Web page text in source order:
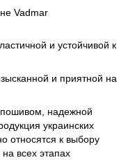
Vadmar
и устойчивой к
и приятной на
пошивом, надежной
украинских
относятся к выбору
всех этапах